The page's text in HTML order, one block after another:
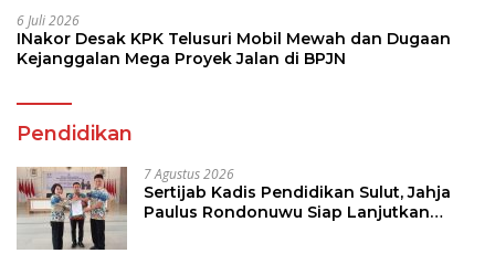
6 Juli 2026
INakor Desak KPK Telusuri Mobil Mewah dan Dugaan
Kejanggalan Mega Proyek Jalan di BPJN
Pendidikan
7 Agustus 2026
Sertijab Kadis Pendidikan Sulut, Jahja
Paulus Rondonuwu Siap Lanjutkan